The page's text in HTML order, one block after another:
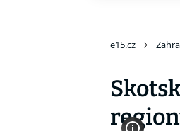
e15.cz